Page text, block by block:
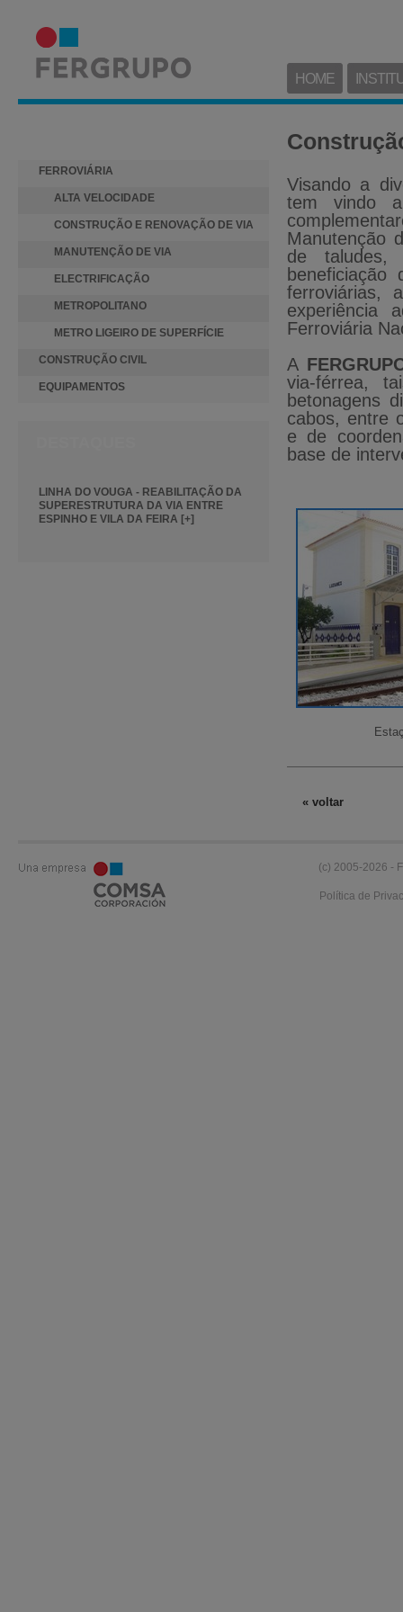
HOME
FERROVIÁRIA
ALTA VELOCIDADE
CONSTRUÇÃO E RENOVAÇÃO DE VIA
MANUTENÇÃO DE VIA
ELECTRIFICAÇÃO
METROPOLITANO
METRO LIGEIRO DE SUPERFÍCIE
CONSTRUÇÃO CIVIL
EQUIPAMENTOS
LINHA DO VOUGA - REABILITAÇÃO DA
SUPERESTRUTURA DA VIA ENTRE
ESPINHO E VILA DA FEIRA [+]
Visando a
tem vindo a
Manutenção
de taludes,
beneficiação
ferroviárias,
experiência
Ferroviária
A
via-férrea,
betonagens
cabos, entre
e de
base de
« voltar
(c) 2005-2026 -
Política de